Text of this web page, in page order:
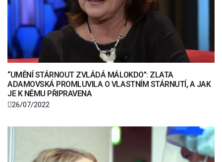
“UMĚNÍ STÁRNOUT ZVLÁDÁ MÁLOKDO”: ZLATA
ADAMOVSKÁ PROMLUVILA O VLASTNÍM STÁRNUTÍ, A JAK
JE K NĚMU PŘIPRAVENA
26/07/2022